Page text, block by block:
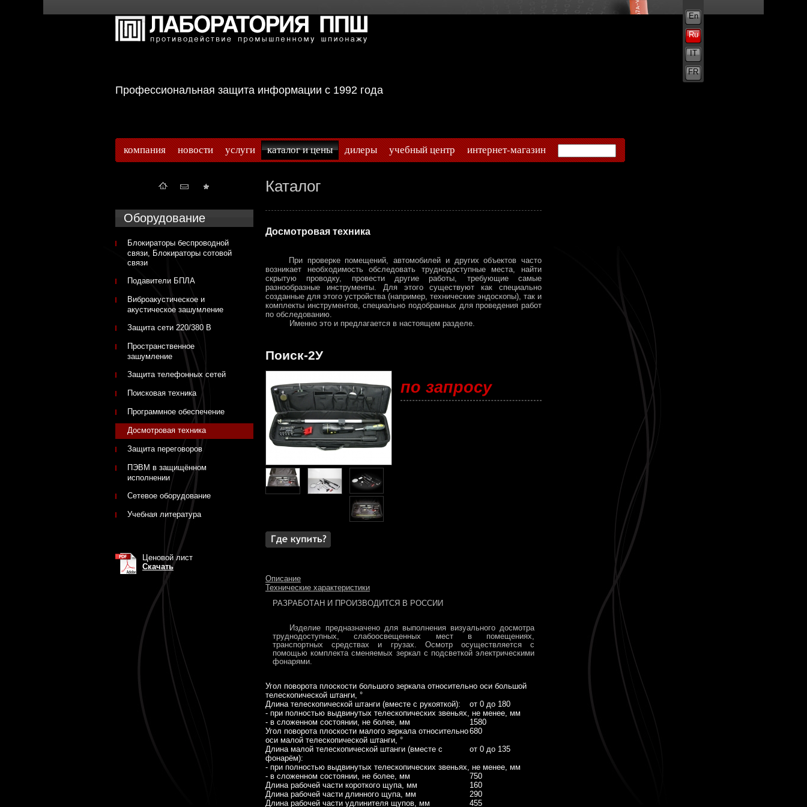
Профессиональная защита информации с 1992 года
En
Ru
IT
FR
компания новости услуги каталог и цены дилеры учебный центр интернет-магазин
Каталог
Досмотровая техника
При проверке помещений, автомобилей и других объектов часто
возникает необходимость обследовать труднодоступные места, найти
скрытую проводку, провести другие работы, требующие самые
разнообразные инструменты. Для этого существуют как специально
созданные для этого устройства (например, технические эндоскопы), так и
комплекты инструментов, специально подобранных для проведения работ
по обследованию.
Именно это и предлагается в настоящем разделе.
Поиск-2У
по запросу
Описание
Технические характеристики
РАЗРАБОТАН И ПРОИЗВОДИТСЯ В РОССИИ
Изделие предназначено для выполнения визуального досмотра
труднодоступных, слабоосвещенных мест в помещениях,
транспортных средствах и грузах. Осмотр осуществляется с
помощью комплекта сменяемых зеркал с подсветкой электрическими
фонарями.
Угол поворота плоскости большого зеркала относительно оси большой
телескопической штанги, °
от 0 до 180
Длина телескопической штанги (вместе с рукояткой):
- при полностью выдвинутых телескопических звеньях, не менее, мм
1580
- в сложенном состоянии, не более, мм
680
Угол поворота плоскости малого зеркала относительно
оси малой телескопической штанги, °
от 0 до 135
Длина малой телескопической штанги (вместе с
фонарём):
- при полностью выдвинутых телескопических звеньях, не менее, мм
750
- в сложенном состоянии, не более, мм
160
Длина рабочей части короткого щупа, мм
290
Длина рабочей части длинного щупа, мм
455
Длина рабочей части удлинителя щупов, мм
Оборудование
Блокираторы беспроводной
связи, Блокираторы сотовой
связи
Подавители БПЛА
Виброакустическое и
акустическое зашумление
Защита сети 220/380 В
Пространственное
зашумление
Защита телефонных сетей
Поисковая техника
Программное обеспечение
Досмотровая техника
Защита переговоров
ПЭВМ в защищённом
исполнении
Сетевое оборудование
Учебная литература
Ценовой лист
Скачать